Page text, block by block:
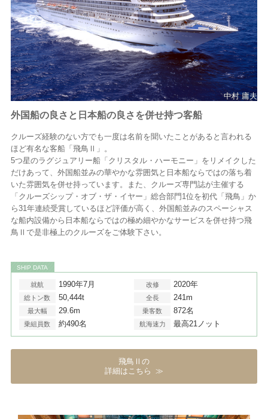
中村 庸夫
外国船の良さと日本船の良さを併せ持つ客船
クルーズ経験のない方でも一度は名前を聞いたことがあると言われる
ほど有名な客船「飛鳥Ⅱ」。
5つ星のラグジュアリー船「クリスタル・ハーモニー」をリメイクした
だけあって、外国船並みの華やかな雰囲気と日本船ならではの落ち着
いた雰囲気を併せ持っています。また、クルーズ専門誌が主催する
「クルーズシップ・オブ・ザ・イヤー」総合部門1位を初代「飛鳥」か
ら31年連続受賞しているほど評価が高く、外国船並みのスペーシャス
な船内設備から日本船ならではの極め細やかなサービスを併せ持つ飛
鳥Ⅱで是非極上のクルーズをご体験下さい。
SHIP DATA
就航 1990年7月 改修 2020年
総トン数 50,444t 全長 241m
最大幅 29.6m 乗客数 872名
乗組員数 約490名 航海速力 最高21ノット
飛鳥Ⅱの
詳細はこちら